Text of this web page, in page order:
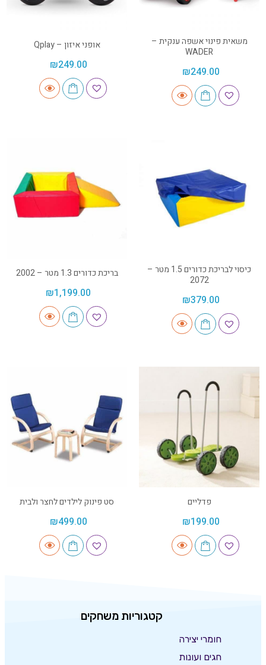
משאית פינוי אשפה ענקית –
WADER
₪249.00
אופני איזון – Qplay
₪249.00
כיסוי לבריכת כדורים 1.5 מטר –
2072
₪379.00
בריכת כדורים 1.3 מטר – 2002
₪1,199.00
פדליים
₪199.00
סט פינוק לילדים לחצר ולבית
₪499.00
קטגוריות משחקים
חומרי יצירה
חגים ועונות